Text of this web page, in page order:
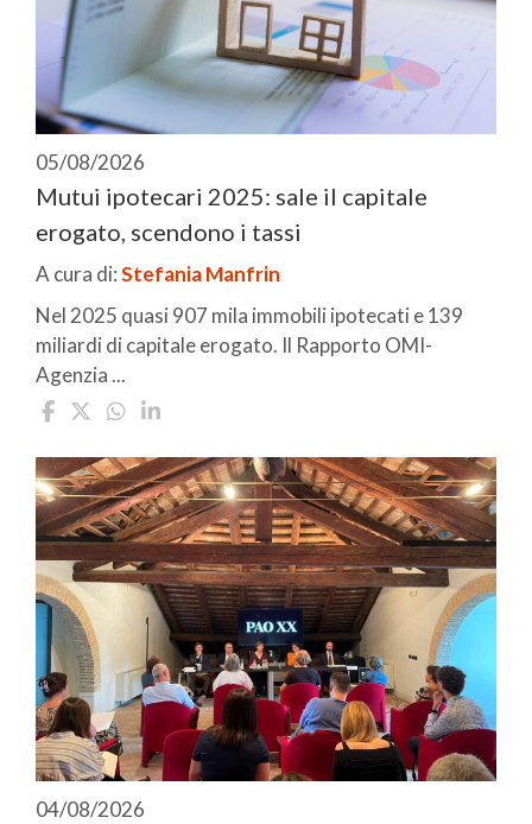
05/08/2026
Mutui ipotecari 2025: sale il capitale
erogato, scendono i tassi
A cura di:Stefania Manfrin
Nel 2025 quasi 907 mila immobili ipotecati e 139
miliardi di capitale erogato. Il Rapporto OMI-
Agenzia ...
04/08/2026